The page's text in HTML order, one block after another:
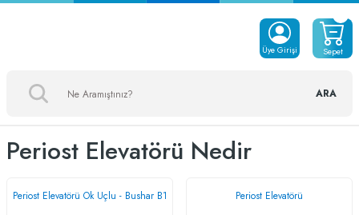
ARA
Üye Girişi Sepet
Periost Elevatörü Nedir
Periost Elevatörü Ok Uçlu - Bushar B1 Periost Elevatörü